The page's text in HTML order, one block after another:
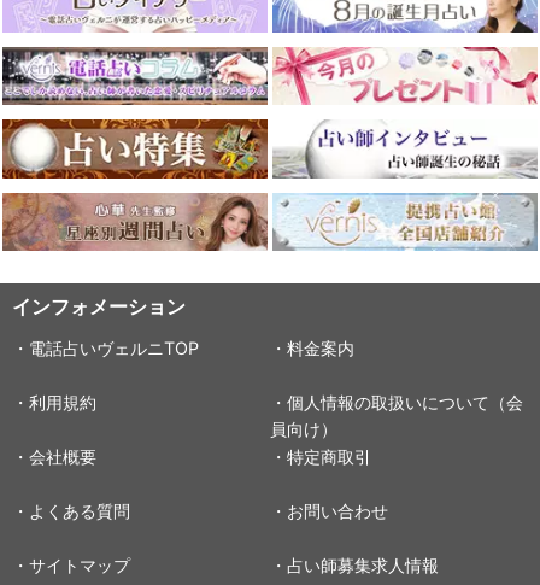
インフォメーション
・電話占いヴェルニTOP ・料金案内
・利用規約
・個人情報の取扱いについて（会
員向け）
・会社概要
・特定商取引
・よくある質問 ・お問い合わせ
・サイトマップ ・占い師募集求人情報